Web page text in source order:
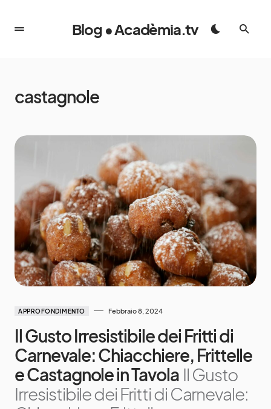
Blog • Acadèmia.tv
castagnole
APPROFONDIMENTO Febbraio 8, 2024
Il Gusto Irresistibile dei Fritti di
Carnevale: Chiacchiere, Frittelle
e Castagnole in Tavola Il Gusto
Irresistibile dei Fritti di Carnevale: